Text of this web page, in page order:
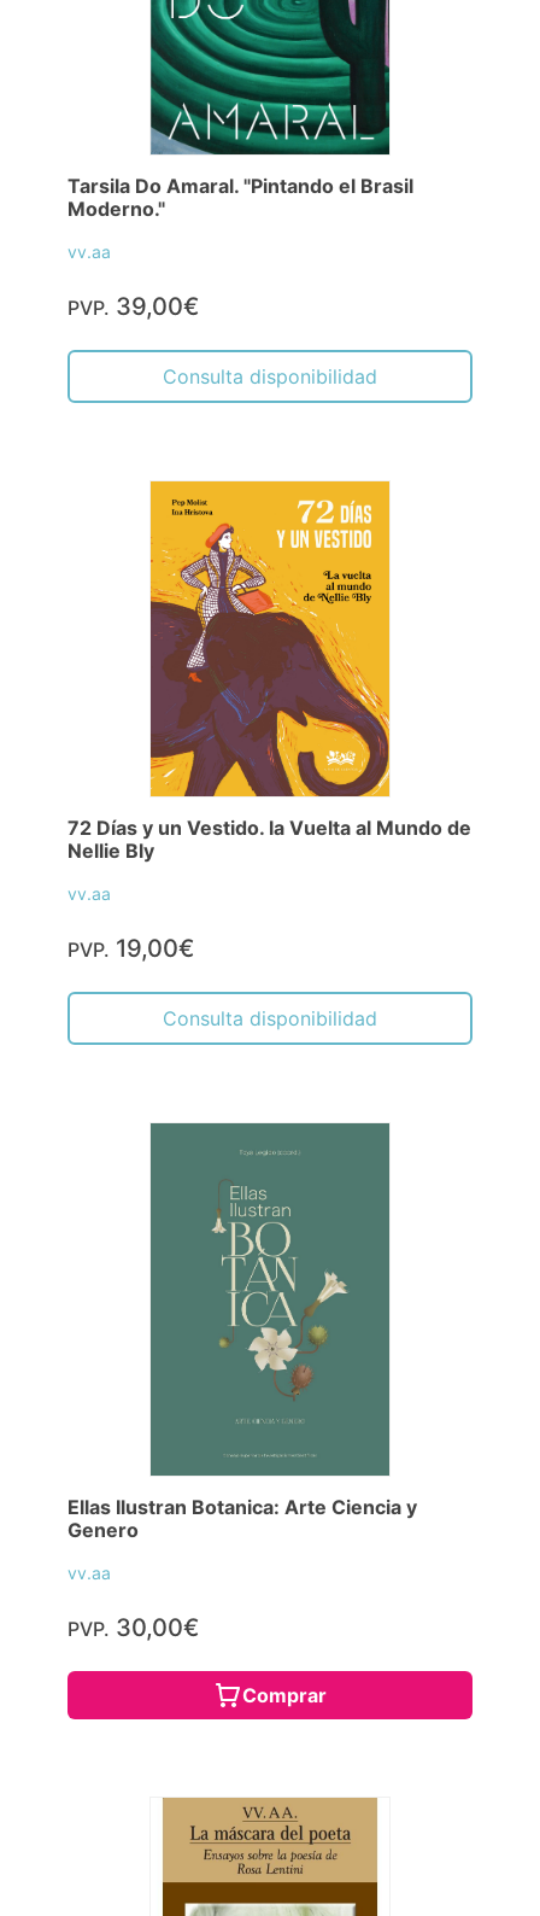
Tarsila Do Amaral. "Pintando el Brasil
Moderno."
vv.aa
PVP. 39,00€
Consulta disponibilidad
72 Días y un Vestido. la Vuelta al Mundo de
Nellie Bly
vv.aa
PVP. 19,00€
Consulta disponibilidad
Ellas Ilustran Botanica: Arte Ciencia y
Genero
vv.aa
PVP. 30,00€
Comprar